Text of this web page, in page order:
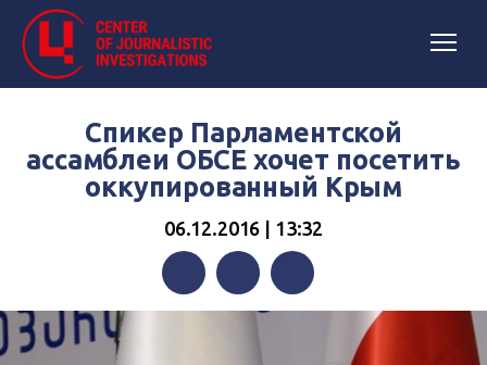
Спикер Парламентской
ассамблеи ОБСЕ хочет посетить
оккупированный Крым
06.12.2016 | 13:32
FacebookTwitterTelegram